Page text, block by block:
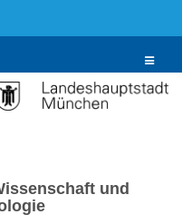
Toggle
und